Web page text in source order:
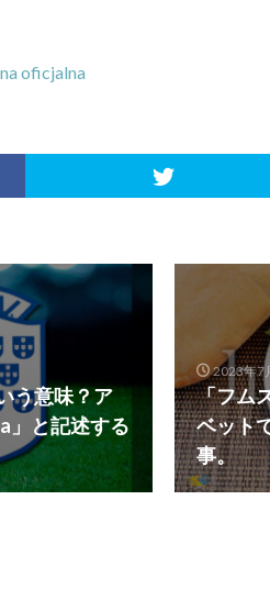
oficjalna
う意味？ア
」と記述する
2023年7
「フム
ベット
事。